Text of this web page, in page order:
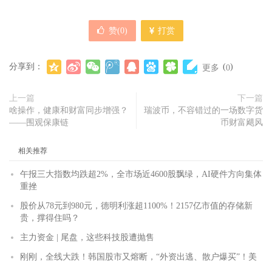
赞(0) 打赏
分享到： 更多 (0)
上一篇
啥操作，健康和财富同步增强？
——围观保康链
下一篇
瑞波币，不容错过的一场数字货
币财富飓风
相关推荐
午报三大指数均跌超2%，全市场近4600股飘绿，AI硬件方向集体
重挫
股价从78元到980元，德明利涨超1100%！2157亿市值的存储新
贵，撑得住吗？
主力资金 | 尾盘，这些科技股遭抛售
刚刚，全线大跌！韩国股市又熔断，“外资出逃、散户爆买”！美